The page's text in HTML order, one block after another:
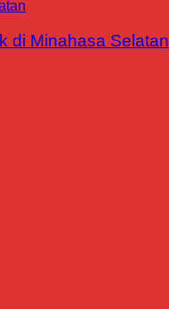
di Minahasa Selatan